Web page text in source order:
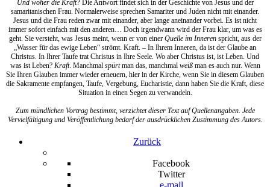
Und woher die Kraft?Die Antwort findet sich in der Geschichte von Jesus und der
samaritanischen Frau. Normalerweise sprechen Samariter und Juden nicht mit einander.
Jesus und die Frau reden zwar mit einander, aber lange aneinander vorbei. Es ist nicht
immer sofort einfach mit den anderen… Doch irgendwann wird der Frau klar, um was es
geht. Sie versteht, was Jesus meint, wenn er von einer Quelle im Innerenspricht, aus der
„Wasser für das ewige Leben“ strömt. Kraft. – In Ihrem Inneren, da ist der Glaube an
Christus. In Ihrer Taufe trat Christus in Ihre Seele. Wo aber Christus ist, ist Leben. Und
was ist Leben? Kraft. Manchmal spürtman das, manchmal weißman es auch nur. Wenn
Sie Ihren Glauben immer wieder erneuern, hier in der Kirche, wenn Sie in diesem Glauben
die Sakramente empfangen, Taufe, Vergebung, Eucharistie, dann haben Sie die Kraft, diese
Situation in einen Segen zu verwandeln.
Zum mündlichen Vortrag bestimmt, verzichtet dieser Text auf Quellenangaben. Jede
Vervielfältigung und Veröffentlichung bedarf der ausdrücklichen Zustimmung des Autors.
Zurück
Facebook
Twitter
e-mail